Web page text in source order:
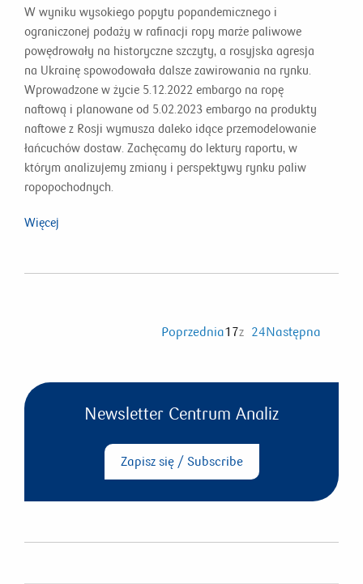
W wyniku wysokiego popytu popandemicznego i
ograniczonej podaży w rafinacji ropy marże paliwowe
powędrowały na historyczne szczyty, a rosyjska agresja
na Ukrainę spowodowała dalsze zawirowania na rynku.
Wprowadzone w życie 5.12.2022 embargo na ropę
naftową i planowane od 5.02.2023 embargo na produkty
naftowe z Rosji wymusza daleko idące przemodelowanie
łańcuchów dostaw. Zachęcamy do lektury raportu, w
którym analizujemy zmiany i perspektywy rynku paliw
ropopochodnych.
Więcej
Poprzednia17z 24Następna
Newsletter Centrum Analiz
Zapisz się / Subscribe